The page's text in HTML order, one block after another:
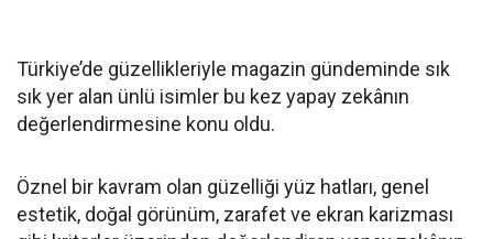
Türkiye’de güzellikleriyle magazin gündeminde sık
sık yer alan ünlü isimler bu kez yapay zekânın
değerlendirmesine konu oldu.
Öznel bir kavram olan güzelliği yüz hatları, genel
estetik, doğal görünüm, zarafet ve ekran karizması